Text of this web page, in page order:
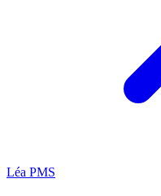
Léa PMS